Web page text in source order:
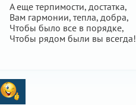
А еще терпимости, достатка,
Вам гармонии, тепла, добра,
Чтобы было все в порядке,
Чтобы рядом были вы всегда!